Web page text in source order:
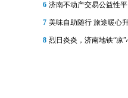
6 济南不动产交易公益性
7 美味自助随行 旅途暖心
8 烈日炎炎，济南地铁“凉